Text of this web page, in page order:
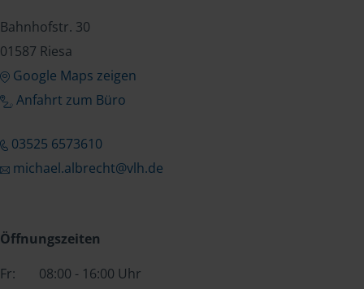
Bahnhofstr. 30
01587 Riesa
Google Maps zeigen
Anfahrt zum Büro
03525 6573610
michael.albrecht@vlh.de
Öffnungszeiten
Fr:
08:00 - 16:00 Uhr